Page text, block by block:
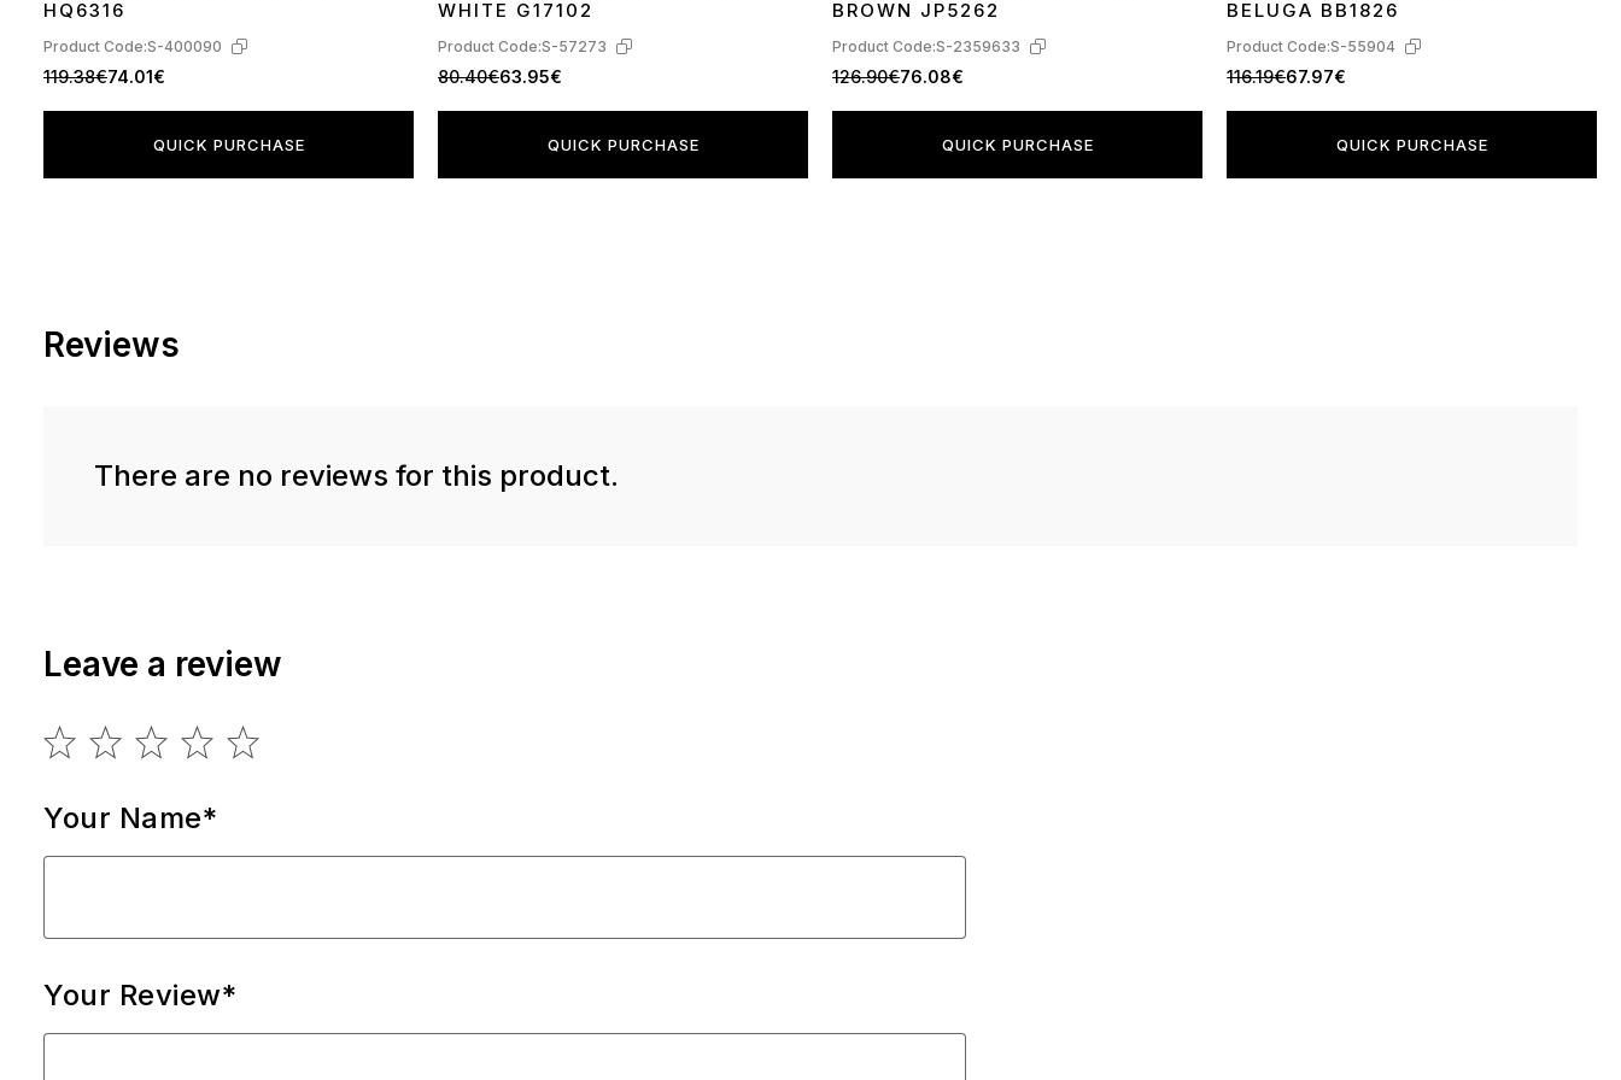
HQ6316
Product Code:S-400090
119.38€74.01€
QUICK PURCHASE
WHITE G17102
Product Code:S-57273
80.40€63.95€
QUICK PURCHASE
BROWN JP5262
Product Code:S-2359633
126.90€76.08€
QUICK PURCHASE
BELUGA BB1826
Product Code:S-55904
116.19€67.97€
QUICK PURCHASE
Reviews
There are no reviews for this product.
Leave a review
Your Name*
Your Review*